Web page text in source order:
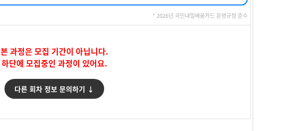
* 2026년 국민내일배움카드 운영규정 준수
본 과정은 모집 기간이 아닙니다.
하단에 모집중인 과정이 있어요.
다른 회차 정보 문의하기 ↓